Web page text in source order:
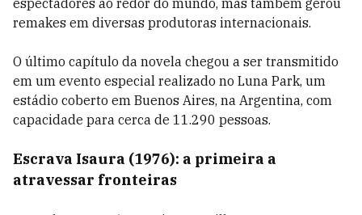
espectadores ao redor do mundo, mas também gerou
remakes em diversas produtoras internacionais.
O último capítulo da novela chegou a ser transmitido
em um evento especial realizado no Luna Park, um
estádio coberto em Buenos Aires, na Argentina, com
capacidade para cerca de 11.290 pessoas.
Escrava Isaura (1976): a primeira a
atravessar fronteiras